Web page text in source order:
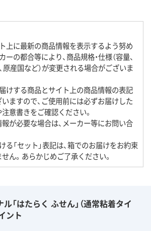
上に最新の商品情報を表示するよう努め
ーの都合等により、商品規格・仕様（容量、
原産国など）が変更される場合がございま
けする商品とサイト上の商品情報の表記
ますので、ご使用前には必ずお届けした
意書きをご確認ください。
が必要な場合は、メーカー等にお問い合
る「セット」表記は、箱でのお届けをお約束
ん。あらかじめご了承ください。
「はたらく ふせん」（通常粘着タイ
ント